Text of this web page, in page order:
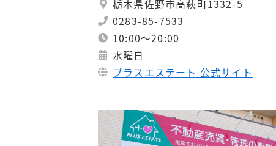
栃木県佐野市高萩町1332-5
0283-85-7533
​​​​10:00～20:00
水曜日
プラスエステート 公式サイト